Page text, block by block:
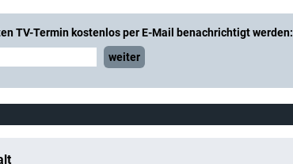
TV-Termin kostenlos per E-Mail benachrichtigt werden:
weiter